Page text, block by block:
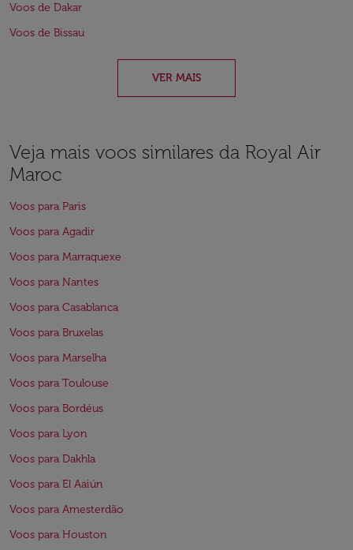
Voos de Dakar
Voos de Bissau
VER MAIS
Veja mais voos similares da Royal Air
Maroc
Voos para Paris
Voos para Agadir
Voos para Marraquexe
Voos para Nantes
Voos para Casablanca
Voos para Bruxelas
Voos para Marselha
Voos para Toulouse
Voos para Bordéus
Voos para Lyon
Voos para Dakhla
Voos para El Aaiún
Voos para Amesterdão
Voos para Houston